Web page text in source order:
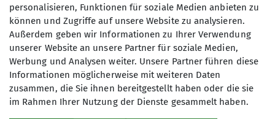
Wir sind eine Gruppe von
Wanderfreund*innen, die ihre Freizeit
mit Tageswanderungen im Umkreis bis
etwa 100 km um Koblenz herum
verbringen. Unsere Wanderungen
Sektion
personalisieren, Funktionen für soziale Medien anbieten zu
können und Zugriffe auf unsere Website zu analysieren.
Außerdem geben wir Informationen zu Ihrer Verwendung
unserer Website an unsere Partner für soziale Medien,
Werbung und Analysen weiter. Unsere Partner führen diese
Informationen möglicherweise mit weiteren Daten
zusammen, die Sie ihnen bereitgestellt haben oder die sie
im Rahmen Ihrer Nutzung der Dienste gesammelt haben.